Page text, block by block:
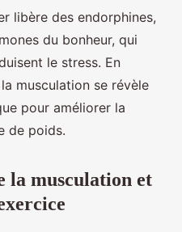
libère des endorphines,
du bonheur, qui
le stress. En
musculation se révèle
pour améliorer la
de poids.
la musculation et